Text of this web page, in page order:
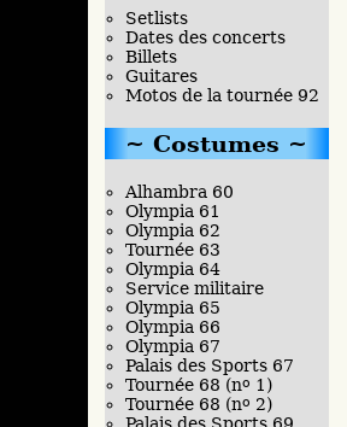
Setlists
Dates des concerts
Billets
Guitares
Motos de la tournée 92
Costumes
Alhambra 60
Olympia 61
Olympia 62
Tournée 63
Olympia 64
Service militaire
Olympia 65
Olympia 66
Olympia 67
Palais des Sports 67
Tournée 68 (no 1)
Tournée 68 (no 2)